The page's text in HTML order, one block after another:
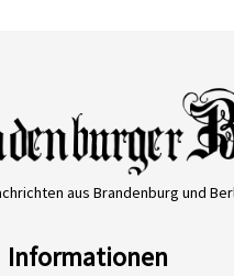
aus Brandenburg und
Informationen